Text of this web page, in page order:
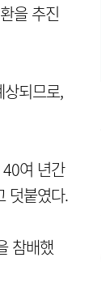
을 추진
되므로,
여 년간
덧붙였다.
참배했